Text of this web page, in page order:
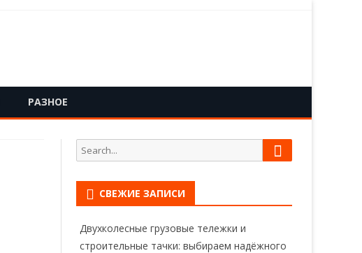
РАЗНОЕ
Search
for:
Search
СВЕЖИЕ ЗАПИСИ
Двухколесные грузовые тележки и
строительные тачки: выбираем надёжного